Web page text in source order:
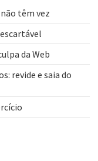
têm vez
da Web
revide e saia do